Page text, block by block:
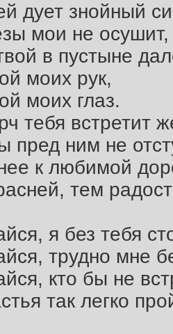
дует знойный
мои не осушит,
в пустыне
моих рук,
моих глаз.
тебя встретит
пред ним не
к любимой
тем
я без тебя
трудно мне
кто бы не
так легко